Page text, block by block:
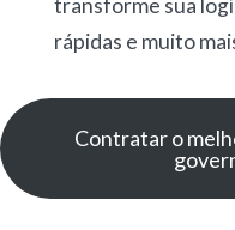
transforme sua
rápidas e muito
Contratar o